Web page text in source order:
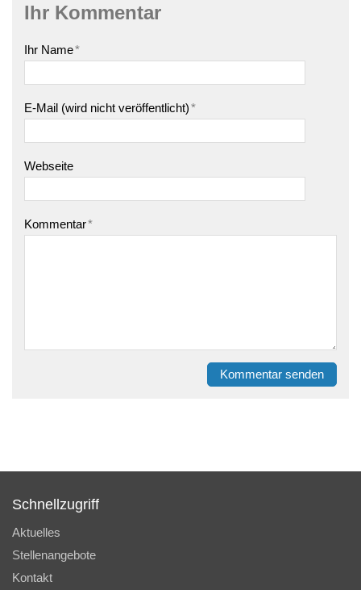
Ihr Kommentar
Ihr Name*
E-Mail (wird nicht veröffentlicht)*
Webseite
Kommentar*
Kommentar senden
Schnellzugriff
Aktuelles
Stellenangebote
Kontakt